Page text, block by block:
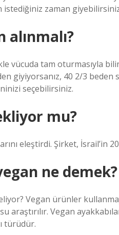
istediğiniz zaman
vücuda tam oturmasıyla
giyiyorsanız, 40 2/3 beden
seçebilirsiniz.
mu?
eleştirdi. Şirket, İsrail’in
ne demek?
Vegan ürünler
araştırılır. Vegan
türüdür.